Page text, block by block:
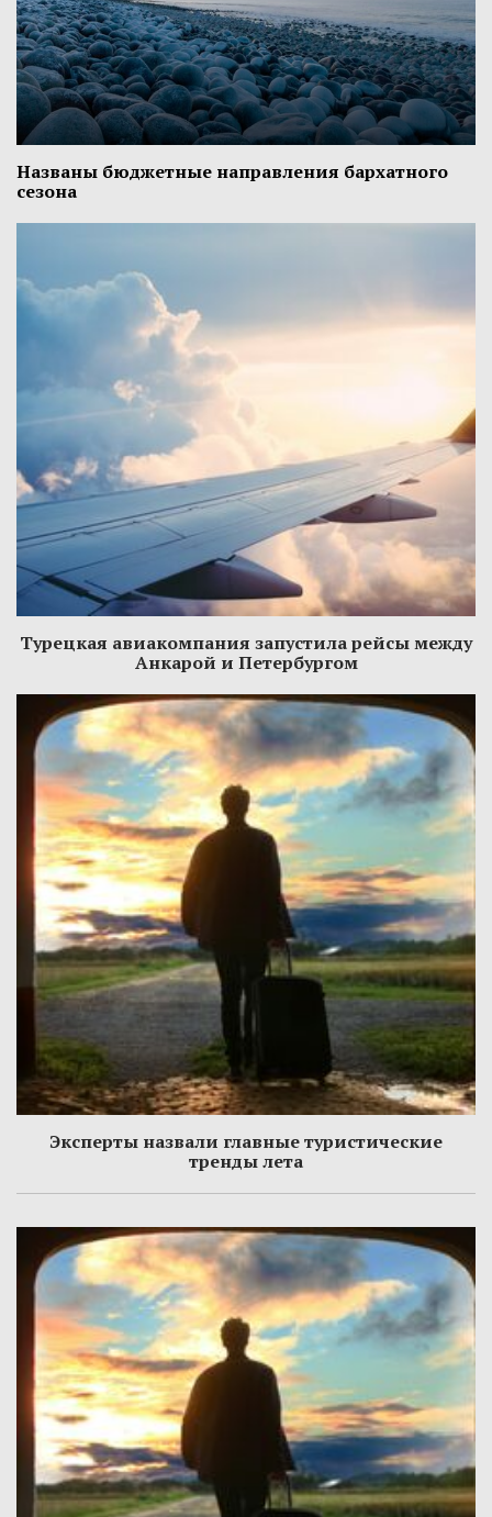
Названы бюджетные направления бархатного
сезона
Турецкая авиакомпания запустила рейсы между
Анкарой и Петербургом
Эксперты назвали главные туристические
тренды лета